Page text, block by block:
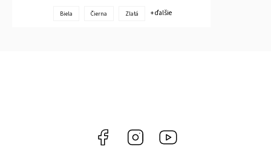
Biela Čierna Zlatá + ďalšie
Facebook Instagram